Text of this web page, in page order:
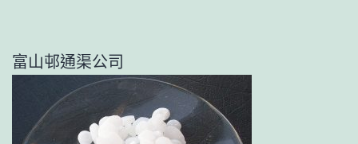
富山邨通渠公司